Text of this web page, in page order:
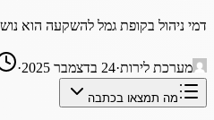
דמי ניהול בקופת גמל להשקעה הוא
מערכת לירות·24 בדצמבר 2025 ·
מה תמצאו בכתבה